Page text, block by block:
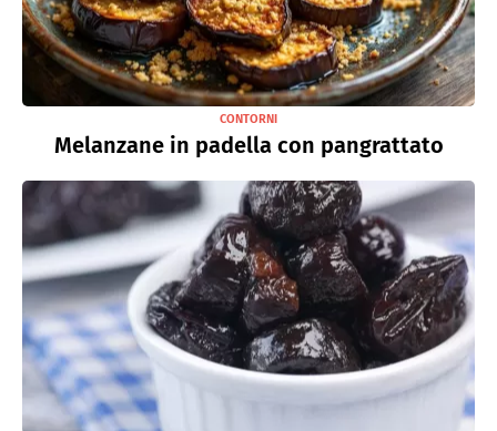
CONTORNI
Melanzane in padella con pangrattato